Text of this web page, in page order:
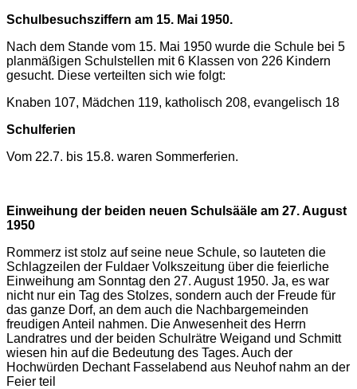
Schulbesuchsziffern am 15. Mai 1950.
Nach dem Stande vom 15. Mai 1950 wurde die Schule bei 5
planmäßigen Schulstellen mit 6 Klassen von 226 Kindern
gesucht. Diese verteilten sich wie folgt:
Knaben 107, Mädchen 119, katholisch 208, evangelisch 18
Schulferien
Vom 22.7. bis 15.8. waren Sommerferien.
Einweihung der beiden neuen Schulsääle am 27. August
1950
Rommerz ist stolz auf seine neue Schule, so lauteten die
Schlagzeilen der Fuldaer Volkszeitung über die feierliche
Einweihung am Sonntag den 27. August 1950. Ja, es war
nicht nur ein Tag des Stolzes, sondern auch der Freude für
das ganze Dorf, an dem auch die Nachbargemeinden
freudigen Anteil nahmen. Die Anwesenheit des Herrn
Landratres und der beiden Schulrätre Weigand und Schmitt
wiesen hin auf die Bedeutung des Tages. Auch der
Hochwürden Dechant Fasselabend aus Neuhof nahm an der
Feier teil